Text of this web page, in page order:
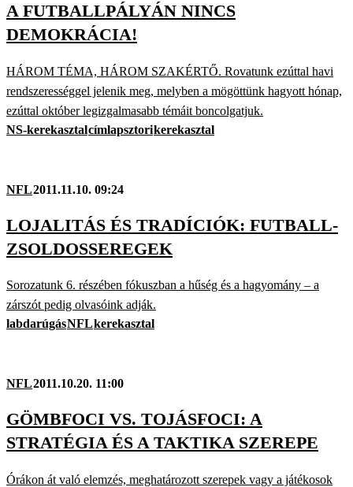
A FUTBALLPÁLYÁN NINCS
DEMOKRÁCIA!
HÁROM TÉMA, HÁROM SZAKÉRTŐ. Rovatunk ezúttal havi
rendszerességgel jelenik meg, melyben a mögöttünk hagyott hónap,
ezúttal október legizgalmasabb témáit boncolgatjuk.
NS-kerekasztalcímlapsztorikerekasztal
NFL2011.11.10. 09:24
LOJALITÁS ÉS TRADÍCIÓK: FUTBALL-
ZSOLDOSSEREGEK
Sorozatunk 6. részében fókuszban a hűség és a hagyomány – a
zárszót pedig olvasóink adják.
labdarúgásNFLkerekasztal
NFL2011.10.20. 11:00
GÖMBFOCI VS. TOJÁSFOCI: A
STRATÉGIA ÉS A TAKTIKA SZEREPE
Órákon át való elemzés, meghatározott szerepek vagy a játékosok